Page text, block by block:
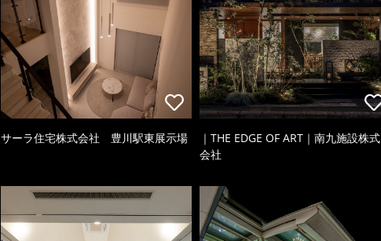
サーラ住宅株式会社 豊川駅東展示場
｜THE EDGE OF ART｜南九施設株式
会社